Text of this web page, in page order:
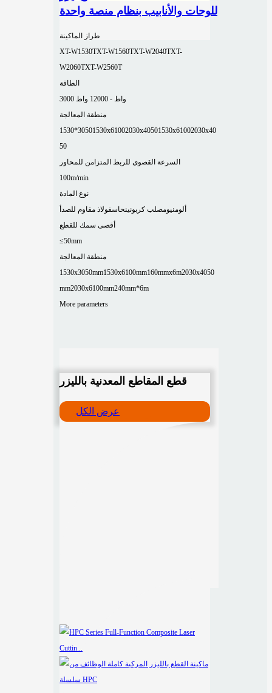
للوحات والأنابيب بنظام منصة واحدة
طراز الماكينة
XT-W1530TXT-W1560TXT-W2040TXT-
W2060TXT-W2560T
الطاقة
3000 واط - 12000 واط
منطقة المعالجة
1530*30501530x61002030x40501530x61002030x40
50
السرعة القصوى للربط المتزامن للمحاور
100m/min
نوع المادة
ألومنيومصلب كربونينحاسفولاذ مقاوم للصدأ
أقصى سمك للقطع
≤50mm
منطقة المعالجة
1530x3050mm1530x6100mm160mmx6m2030x4050
mm2030x6100mm240mm*6m
More parameters
قطع المقاطع المعدنية بالليزر
عرض الكل